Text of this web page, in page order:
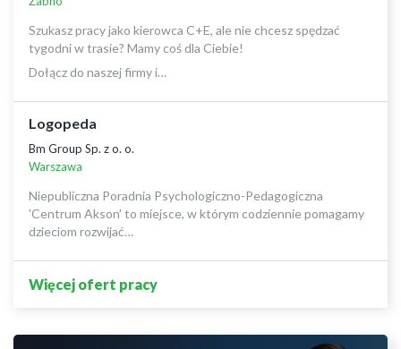
Szukasz pracy jako kierowca C+E, ale nie chcesz spędzać
tygodni w trasie? Mamy coś dla Ciebie!
Dołącz do naszej firmy i…
Logopeda
Bm Group Sp. z o. o.
Warszawa
Niepubliczna Poradnia Psychologiczno-Pedagogiczna
'Centrum Akson' to miejsce, w którym codziennie pomagamy
dzieciom rozwijać…
Więcej ofert pracy